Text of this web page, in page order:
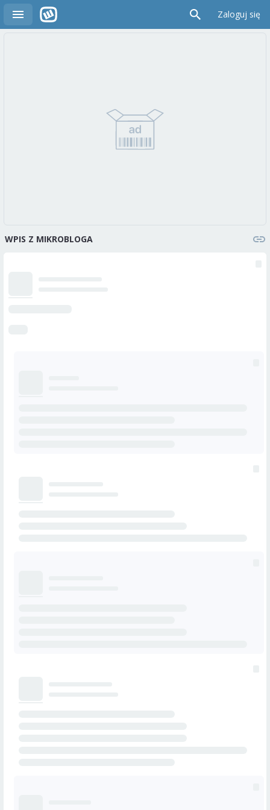
Zaloguj się
WPIS Z MIKROBLOGA